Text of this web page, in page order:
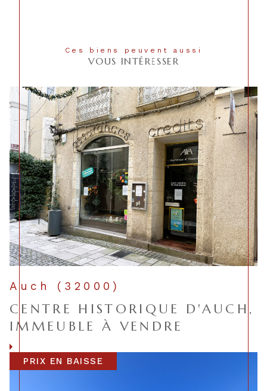
Ces biens peuvent aussi
VOUS INTÉRESSER
Auch (32000)
CENTRE HISTORIQUE D'AUCH,
IMMEUBLE À VENDRE
PRIX EN BAISSE